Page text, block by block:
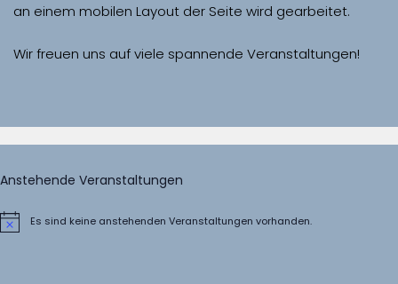
Wir freuen uns auf viele spannende Veranstaltungen!
Anstehende Veranstaltungen
HinweisEs sind keine anstehenden Veranstaltungen vorhanden.